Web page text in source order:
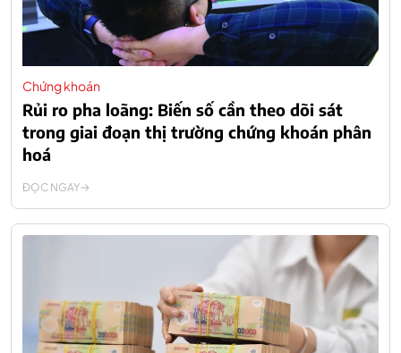
Chứng khoán
Rủi ro pha loãng: Biến số cần theo dõi sát
trong giai đoạn thị trường chứng khoán phân
hoá
ĐỌC NGAY